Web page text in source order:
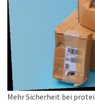
Mehr Sicherheit bei